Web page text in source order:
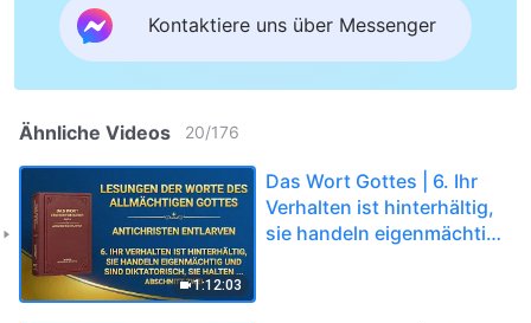
Kontaktiere uns über Messenger
Ähnliche Videos 20/176
1:12:03
Das Wort Gottes | 6. Ihr
Verhalten ist hinterhältig,
sie handeln eigenmächtig